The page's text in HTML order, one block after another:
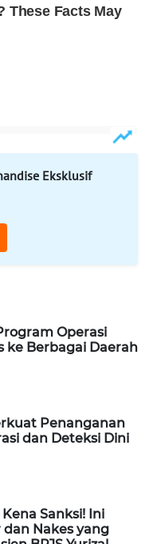
Eksklusif
Operasi
ke Berbagai Daerah
Penanganan
dan Deteksi Dini
Sanksi! Ini
Nakes yang